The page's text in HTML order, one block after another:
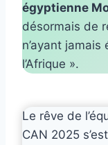
égyptienne
désormais de
n’ayant
l’Afrique ».
Le rêve de
CAN 2025